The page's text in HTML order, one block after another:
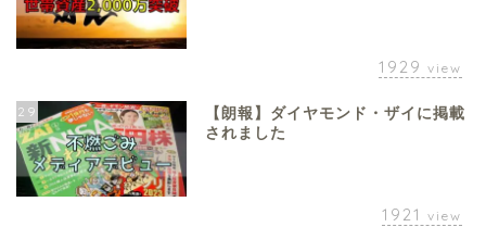
1929 view
29
【朗報】ダイヤモンド・ザイに掲載
されました
1921 view